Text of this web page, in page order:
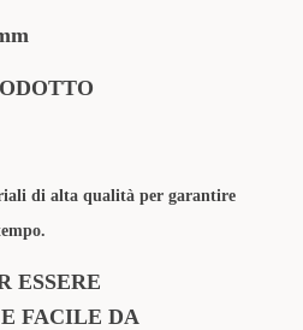
di alta qualità per garantire
ESSERE
FACILE DA